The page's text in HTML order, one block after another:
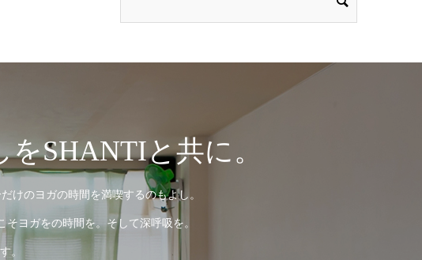
SHANTIと共に。
けのヨガの時間を満喫するのもよし。
ヨガをの時間を。そして深呼吸を。
。